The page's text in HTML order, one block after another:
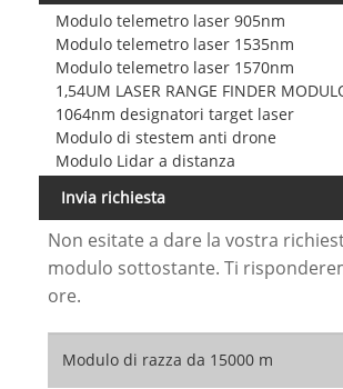
Modulo telemetro laser 905nm
Modulo telemetro laser 1535nm
Modulo telemetro laser 1570nm
1,54UM LASER RANGE FINDER
1064nm designatori target laser
Modulo di stestem anti drone
Modulo Lidar a distanza
Invia richiesta
Non esitate a dare la vostra
modulo sottostante. Ti
ore.